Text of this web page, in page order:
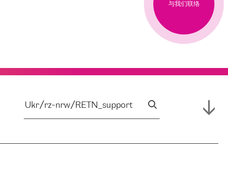
与我们联络